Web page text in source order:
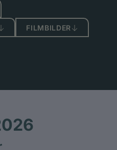
FILMBILDER